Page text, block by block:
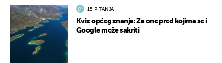
15 PITANJA
Kviz općeg znanja: Za one pred kojima se i
Google može sakriti